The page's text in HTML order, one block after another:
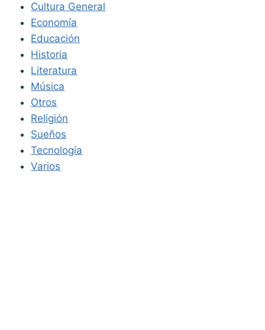
Cultura General
Economía
Educación
Historia
Literatura
Música
Otros
Religión
Sueños
Tecnología
Varios